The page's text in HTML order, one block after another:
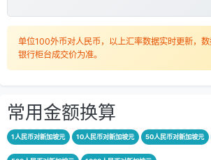
单位100外币对人民币，以上汇率数据实时更新，
银行柜台成交价为准。
常用金额换算
1人民币对新加坡元 10人民币对新加坡元 50人民币对新加坡元